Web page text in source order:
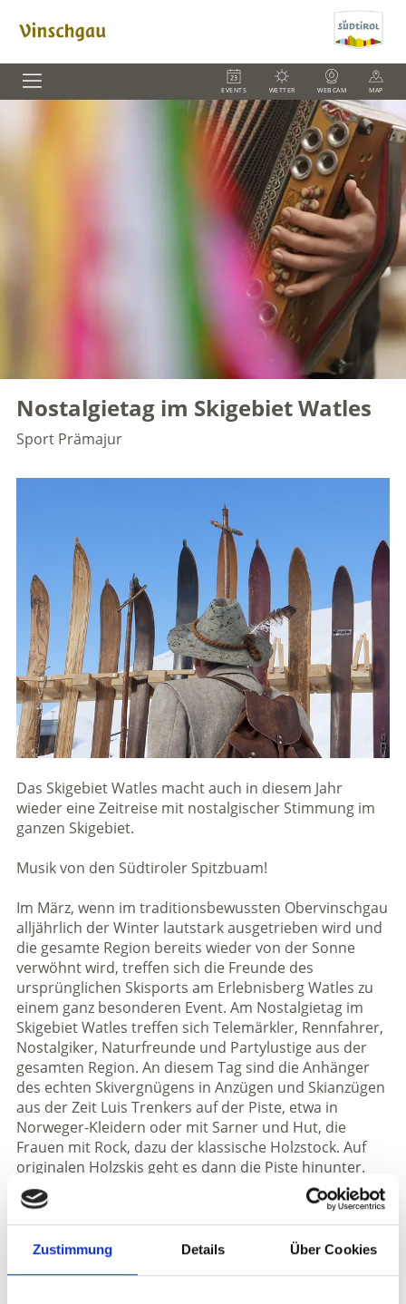
Zustimmung Details Über Cookies
EVENTS WETTER WEBCAM MAP
Nostalgietag im Skigebiet Watles
Sport Prämajur
Das Skigebiet Watles macht auch in diesem Jahr
wieder eine Zeitreise mit nostalgischer Stimmung im
ganzen Skigebiet.
Musik von den Südtiroler Spitzbuam!
Im März, wenn im traditionsbewussten Obervinschgau
alljährlich der Winter lautstark ausgetrieben wird und
die gesamte Region bereits wieder von der Sonne
verwöhnt wird, treffen sich die Freunde des
ursprünglichen Skisports am Erlebnisberg Watles zu
einem ganz besonderen Event. Am Nostalgietag im
Skigebiet Watles treffen sich Telemärkler, Rennfahrer,
Nostalgiker, Naturfreunde und Partylustige aus der
gesamten Region. An diesem Tag sind die Anhänger
des echten Skivergnügens in Anzügen und Skianzügen
aus der Zeit Luis Trenkers auf der Piste, etwa in
Norweger-Kleidern oder mit Sarner und Hut, die
Frauen mit Rock, dazu der klassische Holzstock. Auf
originalen Holzskis geht es dann die Piste hinunter.
Und bei der abschließenden ausgelassenen Feier mit
regionalen Spezialitäten gibt es statt Après-ski einen
Walzer auf der Skihütte.
Informationen